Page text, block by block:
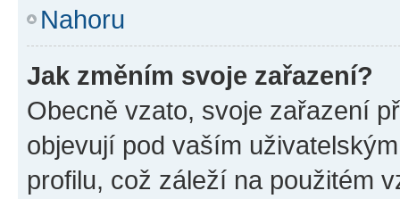
Nahoru
Jak změním svoje zařazení?
Obecně vzato, svoje zařazení
objevují pod vaším
profilu, což záleží na použitém